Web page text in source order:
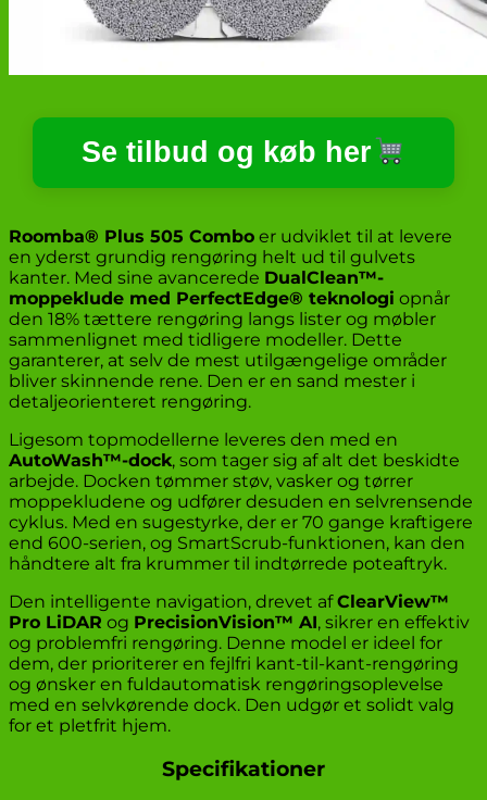
Se tilbud og køb her
Roomba® Plus 505 Combo er udviklet til at levere
en yderst grundig rengøring helt ud til gulvets
kanter. Med sine avancerede DualClean™-
moppeklude med PerfectEdge® teknologi opnår
den 18% tættere rengøring langs lister og møbler
sammenlignet med tidligere modeller. Dette
garanterer, at selv de mest utilgængelige områder
bliver skinnende rene. Den er en sand mester i
detaljeorienteret rengøring.
Ligesom topmodellerne leveres den med en
AutoWash™-dock, som tager sig af alt det beskidte
arbejde. Docken tømmer støv, vasker og tørrer
moppekludene og udfører desuden en selvrensende
cyklus. Med en sugestyrke, der er 70 gange kraftigere
end 600-serien, og SmartScrub-funktionen, kan den
håndtere alt fra krummer til indtørrede poteaftryk.
Den intelligente navigation, drevet afClearView™
Pro LiDAR og PrecisionVision™ AI, sikrer en effektiv
og problemfri rengøring. Denne model er ideel for
dem, der prioriterer en fejlfri kant-til-kant-rengøring
og ønsker en fuldautomatisk rengøringsoplevelse
med en selvkørende dock. Den udgør et solidt valg
for et pletfrit hjem.
Specifikationer